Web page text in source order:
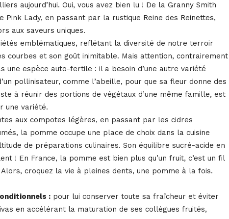
aujourd’hui. Oui, vous avez bien lu ! De la Granny Smith
Pink Lady, en passant par la rustique Reine des Reinettes,
aux saveurs uniques.
emblématiques, reflétant la diversité de notre terroir
courbes et son goût inimitable. Mais attention, contrairement
une espèce auto-fertile : il a besoin d’une autre variété
pollinisateur, comme l’abeille, pour que sa fleur donne des
à réunir des portions de végétaux d’une même famille, est
une variété.
aux compotes légères, en passant par les cidres
la pomme occupe une place de choix dans la cuisine
de préparations culinaires. Son équilibre sucré-acide en
! En France, la pomme est bien plus qu’un fruit, c’est un fil
croquez la vie à pleines dents, une pomme à la fois.
: pour lui conserver toute sa fraîcheur et éviter
en accélérant la maturation de ses collègues fruités,